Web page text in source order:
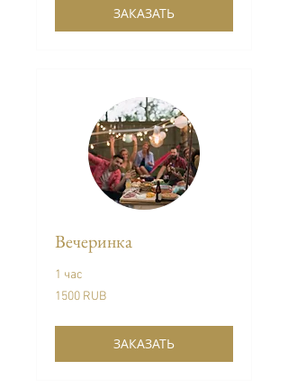
ЗАКАЗАТЬ
Вечеринка
1 час
1500
Venemaa
1500 RUB
ЗАКАЗАТЬ